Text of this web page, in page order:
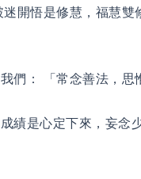
開悟是修慧，福慧
們： 「常念善法，思
績是心定下來，妄念